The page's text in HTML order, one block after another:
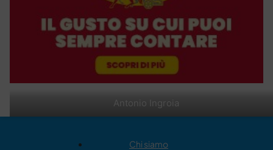
Antonio Ingroia
Chi siamo